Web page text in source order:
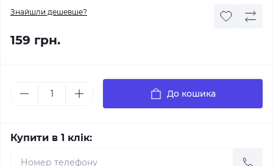
Знайшли дешевше?
159 грн.
До кошика
Купити в 1 клік: